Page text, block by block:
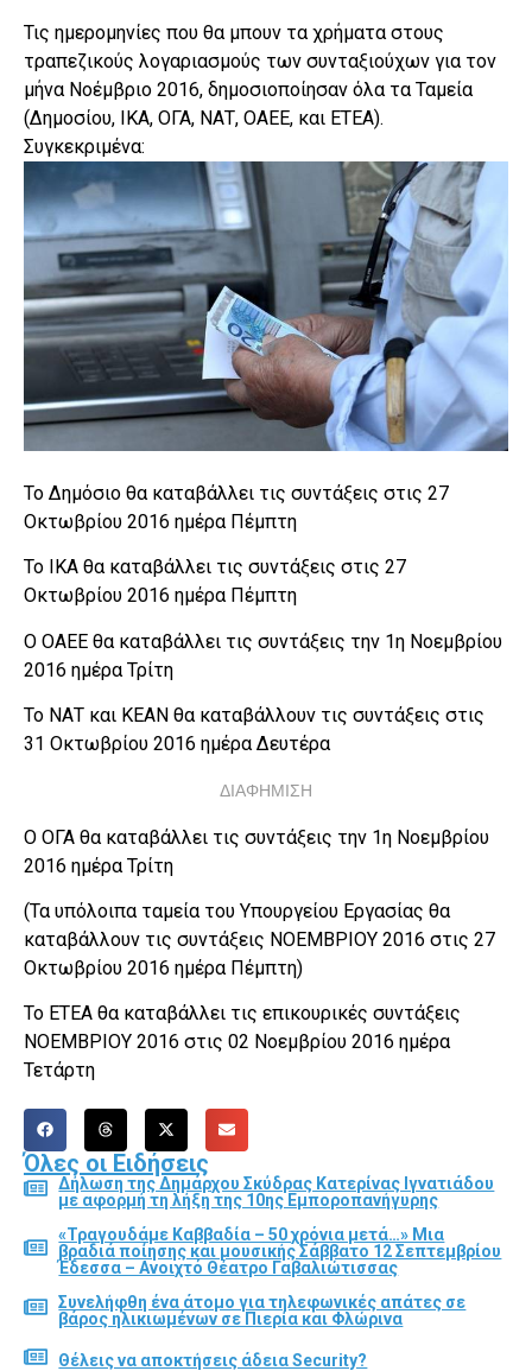
Τις ημερομηνίες που θα μπουν τα χρήματα στους
τραπεζικούς λογαριασμούς των συνταξιούχων για τον
μήνα Νοέμβριο 2016, δημοσιοποίησαν όλα τα Ταμεία
(Δημοσίου, ΙΚΑ, ΟΓΑ, ΝΑΤ, ΟΑΕΕ, και ΕΤΕΑ).
Συγκεκριμένα:
Το Δημόσιο θα καταβάλλει τις συντάξεις στις 27
Οκτωβρίου 2016 ημέρα Πέμπτη
Το ΙΚΑ θα καταβάλλει τις συντάξεις στις 27
Οκτωβρίου 2016 ημέρα Πέμπτη
Ο ΟΑΕΕ θα καταβάλλει τις συντάξεις την 1η Νοεμβρίου
2016 ημέρα Τρίτη
Το ΝΑΤ και ΚΕΑΝ θα καταβάλλουν τις συντάξεις στις
31 Οκτωβρίου 2016 ημέρα Δευτέρα
ΔΙΑΦΗΜΙΣΗ
Ο ΟΓΑ θα καταβάλλει τις συντάξεις την 1η Νοεμβρίου
2016 ημέρα Τρίτη
(Τα υπόλοιπα ταμεία του Υπουργείου Εργασίας θα
καταβάλλουν τις συντάξεις ΝΟΕΜΒΡΙΟΥ 2016 στις 27
Οκτωβρίου 2016 ημέρα Πέμπτη)
Το ΕΤΕΑ θα καταβάλλει τις επικουρικές συντάξεις
ΝΟΕΜΒΡΙΟΥ 2016 στις 02 Νοεμβρίου 2016 ημέρα
Τετάρτη
Όλες οι Ειδήσεις
Δήλωση της Δημάρχου Σκύδρας Κατερίνας Ιγνατιάδου
με αφορμή τη λήξη της 10ης Εμποροπανήγυρης
«Τραγουδάμε Καββαδία – 50 χρόνια μετά…» Μια
βραδιά ποίησης και μουσικής Σάββατο 12 Σεπτεμβρίου
Έδεσσα – Ανοιχτό Θέατρο Γαβαλιώτισσας
Συνελήφθη ένα άτομο για τηλεφωνικές απάτες σε
βάρος ηλικιωμένων σε Πιερία και Φλώρινα
Θέλεις να αποκτήσεις άδεια Security?